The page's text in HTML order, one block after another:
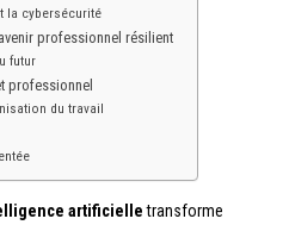
la cybersécurité
professionnel résilient
futur
professionnel
du travail
artificielletransforme